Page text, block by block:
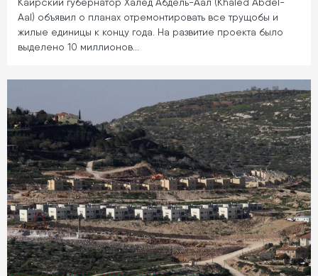
Aal) объявил о планах отремонтировать все трущобы и
жилые единицы к концу года. На развитие проекта было
выделено 10 миллионов…